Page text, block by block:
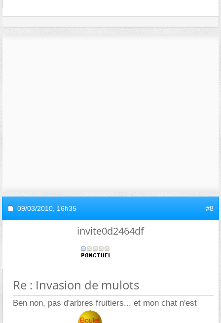
09/03/2010, 16h35 #8
invite0d2464df
Re : Invasion de mulots
Ben non, pas d'arbres fruitiers... et mon chat n'est